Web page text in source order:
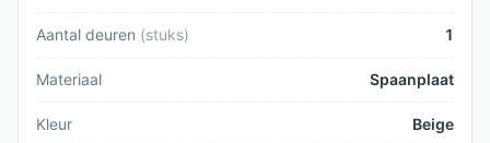
Aantal deuren (stuks) 1
Materiaal Spaanplaat
Kleur Beige